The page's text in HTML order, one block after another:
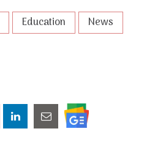
Education
News